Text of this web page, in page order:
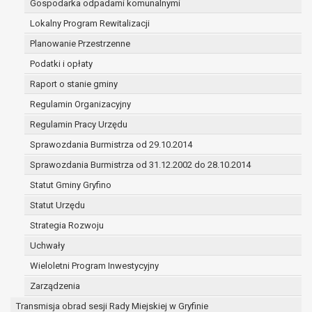
Gospodarka odpadami komunalnymi
Lokalny Program Rewitalizacji
Planowanie Przestrzenne
Podatki i opłaty
Raport o stanie gminy
Regulamin Organizacyjny
Regulamin Pracy Urzędu
Sprawozdania Burmistrza od 29.10.2014
Sprawozdania Burmistrza od 31.12.2002 do 28.10.2014
Statut Gminy Gryfino
Statut Urzędu
Strategia Rozwoju
Uchwały
Wieloletni Program Inwestycyjny
Zarządzenia
Transmisja obrad sesji Rady Miejskiej w Gryfinie
(merytorycznych), a także obowiązków i
zadań zleconych przez instytucje
nadrzędne wobec Gminy;
zawarcia i realizacji umów;
ochrony żywotnych interesów osoby, której
dane dotyczą, lub innej osoby fizycznej;
wykonania zadania realizowanego w
interesie publicznym lub w ramach
sprawowania władzy publicznej
powierzonej administratorowi;
w pozostałych przypadkach dane osobowe
przetwarzane są wyłącznie na podstawie
wcześniej udzielonej zgody w zakresie i celu
określonym w treści zgody.
W związku z przetwarzaniem danych w celu
wskazanym w pkt. 3, dane osobowe mogą być
udostępniane innym upoważnionym odbiorcom lub
kategoriom odbiorców danych osobowych.
Odbiorcami mogą być:
podmioty, które przetwarzają dane